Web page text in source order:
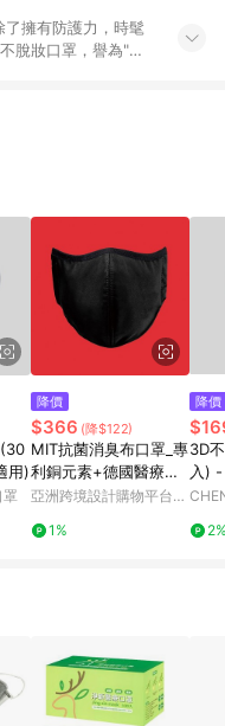
了擁有防護力，時髦
脫妝口罩，譽為"最
，氣質風格卻不失童
不僅僅是產品，而
用)
罩
降價
$366 (降$122)
MIT抗菌消臭布口罩_專
利銅元素+德國醫療級
氧化鋅_時尚
亞洲跨境設計購物平台
1%
降價
3D
入)